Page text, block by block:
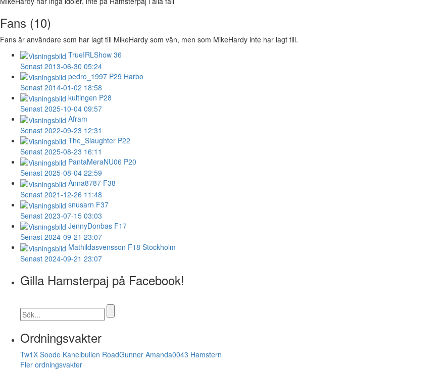
Fans (10)
Fans är användare som har lagt till MikeHardy som vän, men som MikeHardy inte har lagt till.
TrueIRLShow 36
Senast 2013-06-30 05:24
pedro_1997 P29 Harbo
Senast 2014-01-02 18:58
kultingen P28
Senast 2025-10-04 09:57
Afram
Senast 2022-09-23 12:31
The_Slaughter P22
Senast 2025-08-23 16:11
PantaMeraNU06 P20
Senast 2025-08-04 22:59
Anna8787 F38
Senast 2021-12-26 11:48
snusarn F37
Senast 2023-07-15 03:03
JennyDonbas F17
Senast 2024-09-21 23:07
Mathildasvensson F18 Stockholm
Senast 2024-09-21 23:07
Gilla Hamsterpaj på Facebook!
Ordningsvakter
Tw1X Soode Kanelbullen RoadGunner Amanda0043 Hamstern
Fler ordningsvakter